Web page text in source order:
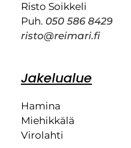
Risto Soikkeli
Puh. 050 586 8429
risto@reimari.fi
Jakelualue
Hamina
Miehikkälä
Virolahti